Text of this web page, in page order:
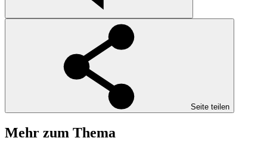
Seite teilen
Mehr zum Thema